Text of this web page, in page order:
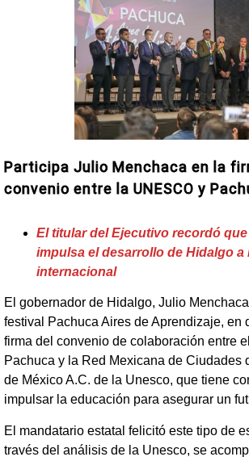
Participa Julio Menchaca en la
convenio entre la UNESCO y
El titular del Ejecutivo recordó
impulsa el desarrollo de Hidalgo a
internacional
El gobernador de Hidalgo, Julio
festival Pachuca Aires de Aprendizaje, en
firma del convenio de colaboración entre
Pachuca y la Red Mexicana de Ciudades
de México A.C. de la Unesco, que tiene
impulsar la educación para asegurar un
El mandatario estatal felicitó este tipo de
través del análisis de la Unesco, se